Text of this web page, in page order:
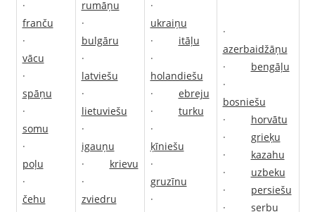
·
franču
·
vācu
·
spāņu
·
somu
·
poļu
·
čehu
rumāņu
·
bulgāru
·
latviešu
·
lietuviešu
·
igauņu
· krievu
·
zviedru
·
ukraiņu
· itāļu
·
holandiešu
· ebreju
· turku
·
ķīniešu
·
gruzīnu
·
·
azerbaidžāņu
· bengāļu
·
bosniešu
· horvātu
· grieķu
· kazahu
· uzbeku
· persiešu
· serbu